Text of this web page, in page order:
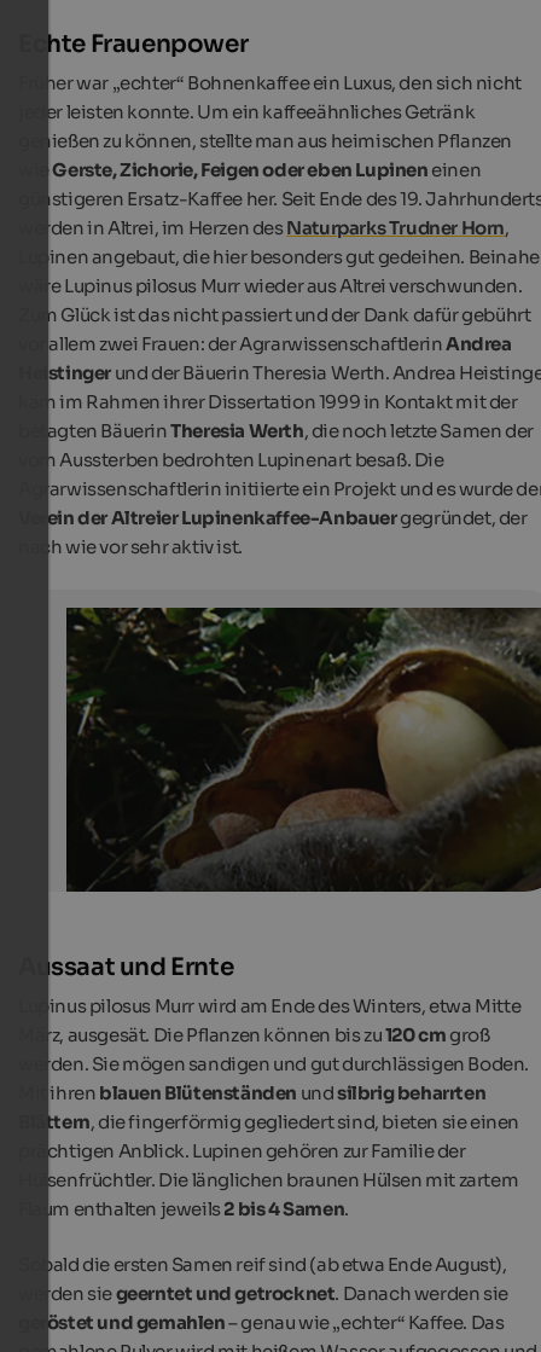
Altreier Alternative zum Kaffee
Die Hülsenfrucht enthält mehrere runde, abgeflachte
Verein der Altreier Lupinenkaffee-Anbauer
Echte Frauenpower
Früher war „echter“ Bohnenkaffee ein Luxus, den sich nicht
jeder leisten konnte. Um ein kaffeeähnliches Getränk
genießen zu können, stellte man aus heimischen Pflanzen
wieGerste, Zichorie, Feigen oder eben Lupinen einen
günstigeren Ersatz-Kaffee her. Seit Ende des 19.
werden in Altrei, im Herzen desNaturparks Trudner Horn,
Lupinen angebaut, die hier besonders gut gedeihen. Beinahe
wäre Lupinus pilosus Murr wieder aus Altrei verschwunden.
Zum Glück ist das nicht passiert und der Dank dafür gebührt
vor allem zwei Frauen: der AgrarwissenschaftlerinAndrea
Heistinger und der Bäuerin Theresia Werth. Andrea
kam im Rahmen ihrer Dissertation 1999 in Kontakt mit der
betagten BäuerinTheresia Werth, die noch letzte Samen der
vom Aussterben bedrohten Lupinenart besaß. Die
Agrarwissenschaftlerin initiierte ein Projekt und es wurde
Verein der Altreier Lupinenkaffee-Anbauergegründet, der
nach wie vor sehr aktiv ist.
Aussaat und Ernte
Lupinus pilosus Murr wird am Ende des Winters, etwa Mitte
März, ausgesät. Die Pflanzen können bis zu120 cm groß
werden. Sie mögen sandigen und gut durchlässigen Boden.
Mit ihren blauen Blütenständen undsilbrig beharrten
Blättern, die fingerförmig gegliedert sind, bieten sie einen
prächtigen Anblick. Lupinen gehören zur Familie der
Hülsenfrüchtler. Die länglichen braunen Hülsen mit zartem
Flaum enthalten jeweils2 bis 4 Samen.
Sobald die ersten Samen reif sind (ab etwa Ende August),
werden siegeerntet und getrocknet. Danach werden sie
geröstet und gemahlen– genau wie „echter“ Kaffee. Das